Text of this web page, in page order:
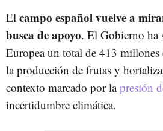
El campo español vuelve a
busca de apoyo. El Gobierno ha
Europea un total de 413 millones
la producción de frutas y
contexto marcado por lapresión
incertidumbre climática.